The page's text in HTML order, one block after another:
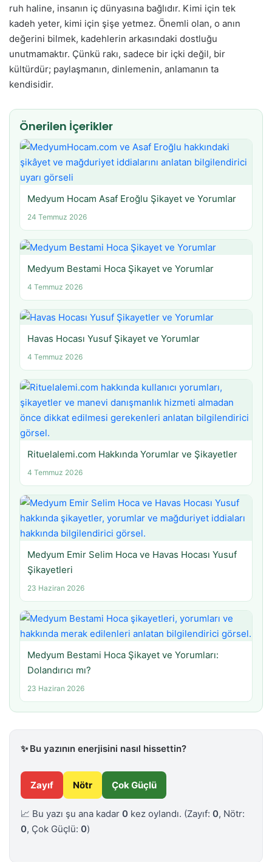
ruh haline, insanın iç dünyasına bağlıdır. Kimi için tek
kadeh yeter, kimi için şişe yetmez. Önemli olan, o anın
değerini bilmek, kadehlerin arkasındaki dostluğu
unutmamaktır. Çünkü rakı, sadece bir içki değil, bir
kültürdür; paylaşmanın, dinlemenin, anlamanın ta
kendisidir.
Önerilen İçerikler
Medyum Hocam Asaf Eroğlu Şikayet ve Yorumlar
24 Temmuz 2026
Medyum Bestami Hoca Şikayet ve Yorumlar
4 Temmuz 2026
Havas Hocası Yusuf Şikayet ve Yorumlar
4 Temmuz 2026
Rituelalemi.com Hakkında Yorumlar ve Şikayetler
4 Temmuz 2026
Medyum Emir Selim Hoca ve Havas Hocası Yusuf
Şikayetleri
23 Haziran 2026
Medyum Bestami Hoca Şikayet ve Yorumları:
Dolandırıcı mı?
23 Haziran 2026
✨Bu yazının enerjisini nasıl hissettin?
Zayıf Nötr Çok Güçlü
📈 Bu yazı şu ana kadar 0 kez oylandı. (Zayıf: 0, Nötr:
0, Çok Güçlü: 0)